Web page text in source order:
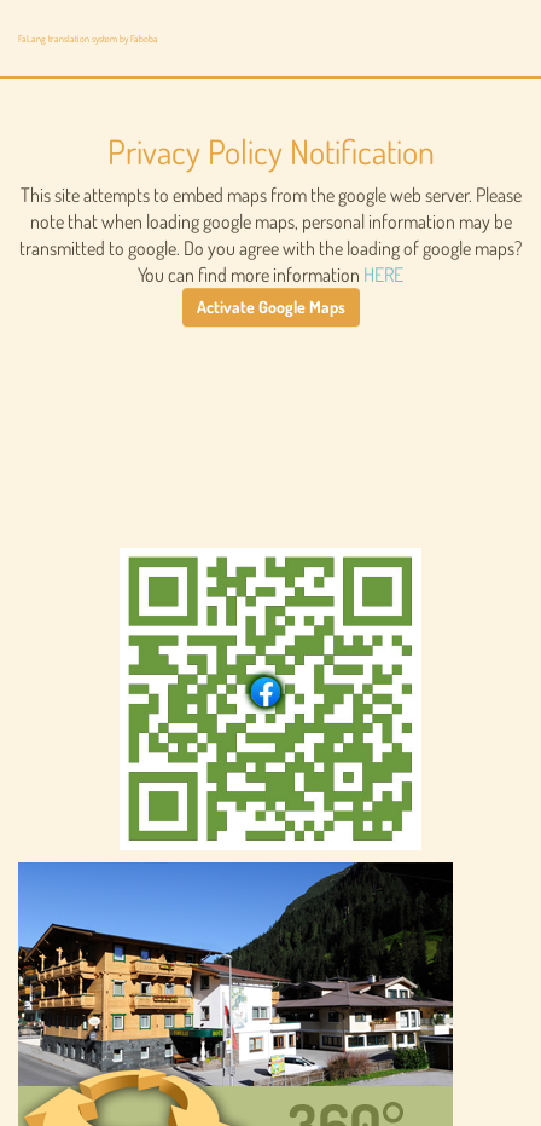
FaLang translation system by Faboba
Privacy Policy Notification
This site attempts to embed maps from the google web server. Please
note that when loading google maps, personal information may be
transmitted to google. Do you agree with the loading of google maps?
You can find more information HERE